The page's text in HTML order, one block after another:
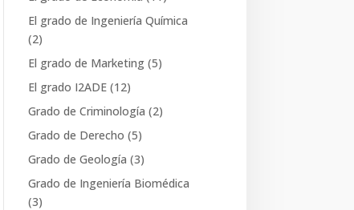
El grado de Ingeniería Química
(2)
El grado de Marketing (5)
El grado I2ADE (12)
Grado de Criminología (2)
Grado de Derecho (5)
Grado de Geología (3)
Grado de Ingeniería Biomédica
(3)
(3)
(2)
El grado de Marketing
El grado I2ADE(12)
Grado de Criminología(2)